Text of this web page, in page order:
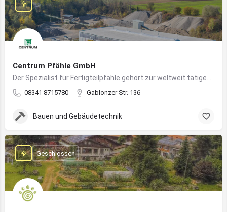
Centrum Pfähle GmbH
08341 8715780 Gablonzer Str. 136
Bauen und Gebäudetechnik
Geschlossen